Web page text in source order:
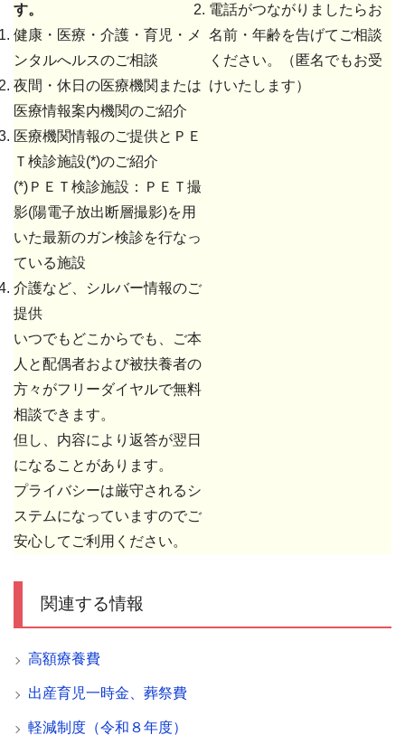
す。
健康・医療・介護・育児・メ
ンタルへルスのご相談
夜間・休日の医療機関または
医療情報案内機関のご紹介
医療機関情報のご提供とＰＥ
Ｔ検診施設(*)のご紹介
(*)ＰＥＴ検診施設：ＰＥＴ撮
影(陽電子放出断層撮影)を用
いた最新のガン検診を行なっ
ている施設
介護など、シルバー情報のご
提供
いつでもどこからでも、ご本
人と配偶者および被扶養者の
方々がフリーダイヤルで無料
相談できます。
但し、内容により返答が翌日
になることがあります。
プライバシーは厳守されるシ
ステムになっていますのでご
安心してご利用ください。
電話がつながりましたらお
名前・年齢を告げてご相談
ください。（匿名でもお受
けいたします）
関連する情報
高額療養費
出産育児一時金、葬祭費
軽減制度（令和８年度）